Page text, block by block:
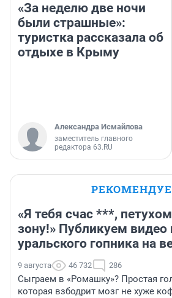
«За неделю две ночи
были страшные»:
туристка рассказала об
отдыхе в Крыму
Александра Исмайлова
заместитель главного
редактора 63.RU
«Я тебя счас ***,
зону!» Публикуем видео
уральского гопника на
9 августа 46 732 286
Сыграем в «Ромашку»? Простая
которая взбодрит мозг не хуже